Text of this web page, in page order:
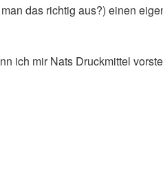
das richtig aus?) einen
ich mir Nats Druckmittel